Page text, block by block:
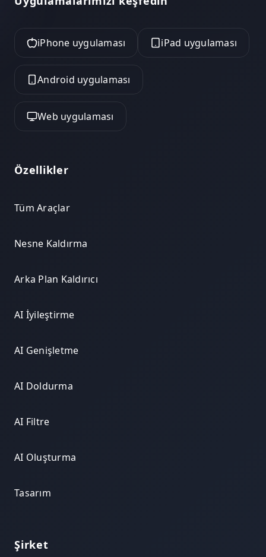
iPhone uygulaması iPad uygulaması
Android uygulaması
Web uygulaması
Özellikler
Tüm Araçlar
Nesne Kaldırma
Arka Plan Kaldırıcı
AI İyileştirme
AI Genişletme
AI Doldurma
AI Filtre
AI Oluşturma
Tasarım
Şirket